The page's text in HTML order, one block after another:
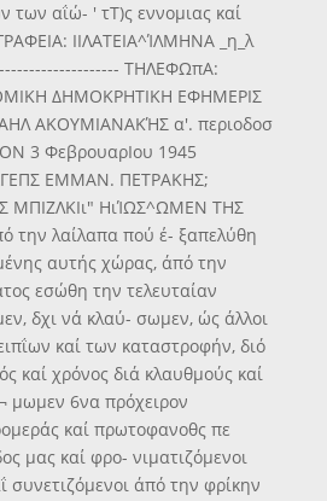
των αΐώ- ' τΤ)ς εννομιας καί
ΙΙΛΑΤΕΙΑ^ΊΛΜΗΝΑ _η_λ
ΤΗΛΕΦΩπΑ:
ΔΗΜΟΚΡΗΤΙΚΗ ΕΦΗΜΕΡΙΣ
ΑΚΟΥΜΙΑΝΑΚΉΣ α'. περιοδοσ
3 ΦεβρουαρΙου 1945
ΕΜΜΑΝ. ΠΕΤΡΑΚΗΣ;
ΜΠΙΖΛΚΙι" ΗιΊΩΣ^ΩΜΕΝ ΤΗΣ
την λαίλαπα πού έ- ξαπελύθη
αυτής χώρας, άπό την
εσώθη την τελευταίαν
δχι νά κλαύ- σωμεν, ώς άλλοι
καί των καταστροφήν, διό
καί χρόνος διά κλαυθμούς καί
μωμεν 6να πρόχειρον
καί πρωτοφανοθς πε
μας καί φρο- νιματιζόμενοι
συνετιζόμενοι άπό την φρίκην